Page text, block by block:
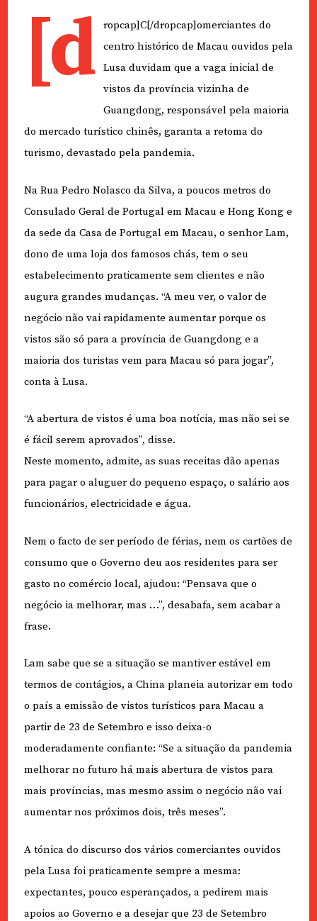
[d
ropcap]C[/dropcap]omerciantes do
centro histórico de Macau ouvidos pela
Lusa duvidam que a vaga inicial de
vistos da província vizinha de
Guangdong, responsável pela maioria
do mercado turístico chinês, garanta a retoma do
turismo, devastado pela pandemia.
Na Rua Pedro Nolasco da Silva, a poucos metros do
Consulado Geral de Portugal em Macau e Hong Kong e
da sede da Casa de Portugal em Macau, o senhor Lam,
dono de uma loja dos famosos chás, tem o seu
estabelecimento praticamente sem clientes e não
augura grandes mudanças. “A meu ver, o valor de
negócio não vai rapidamente aumentar porque os
vistos são só para a província de Guangdong e a
maioria dos turistas vem para Macau só para jogar”,
conta à Lusa.
“A abertura de vistos é uma boa notícia, mas não sei se
é fácil serem aprovados”, disse.
Neste momento, admite, as suas receitas dão apenas
para pagar o aluguer do pequeno espaço, o salário aos
funcionários, electricidade e água.
Nem o facto de ser período de férias, nem os cartões de
consumo que o Governo deu aos residentes para ser
gasto no comércio local, ajudou: “Pensava que o
negócio ia melhorar, mas …”, desabafa, sem acabar a
frase.
Lam sabe que se a situação se mantiver estável em
termos de contágios, a China planeia autorizar em todo
o país a emissão de vistos turísticos para Macau a
partir de 23 de Setembro e isso deixa-o
moderadamente confiante: “Se a situação da pandemia
melhorar no futuro há mais abertura de vistos para
mais províncias, mas mesmo assim o negócio não vai
aumentar nos próximos dois, três meses”.
A tónica do discurso dos vários comerciantes ouvidos
pela Lusa foi praticamente sempre a mesma:
expectantes, pouco esperançados, a pedirem mais
apoios ao Governo e a desejar que 23 de Setembro